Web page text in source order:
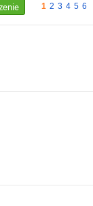
1 2 3 4 5 6